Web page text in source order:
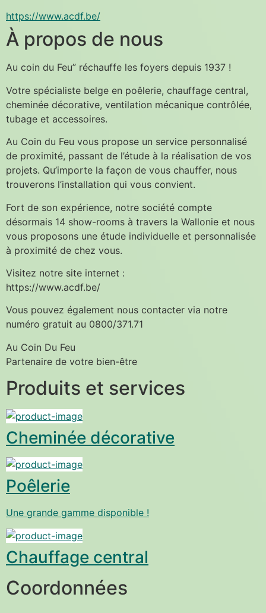
https://www.acdf.be/
À propos de nous
Au coin du Feu” réchauffe les foyers depuis 1937 !
Votre spécialiste belge en poêlerie, chauffage central,
cheminée décorative, ventilation mécanique contrôlée,
tubage et accessoires.
Au Coin du Feu vous propose un service personnalisé
de proximité, passant de l’étude à la réalisation de vos
projets. Qu’importe la façon de vous chauffer, nous
trouverons l’installation qui vous convient.
Fort de son expérience, notre société compte
désormais 14 show-rooms à travers la Wallonie et nous
vous proposons une étude individuelle et personnalisée
à proximité de chez vous.
Visitez notre site internet :
https://www.acdf.be/
Vous pouvez également nous contacter via notre
numéro gratuit au 0800/371.71
Au Coin Du Feu
Partenaire de votre bien-être
Produits et services
Cheminée décorative
Poêlerie
Une grande gamme disponible !
Chauffage central
Coordonnées